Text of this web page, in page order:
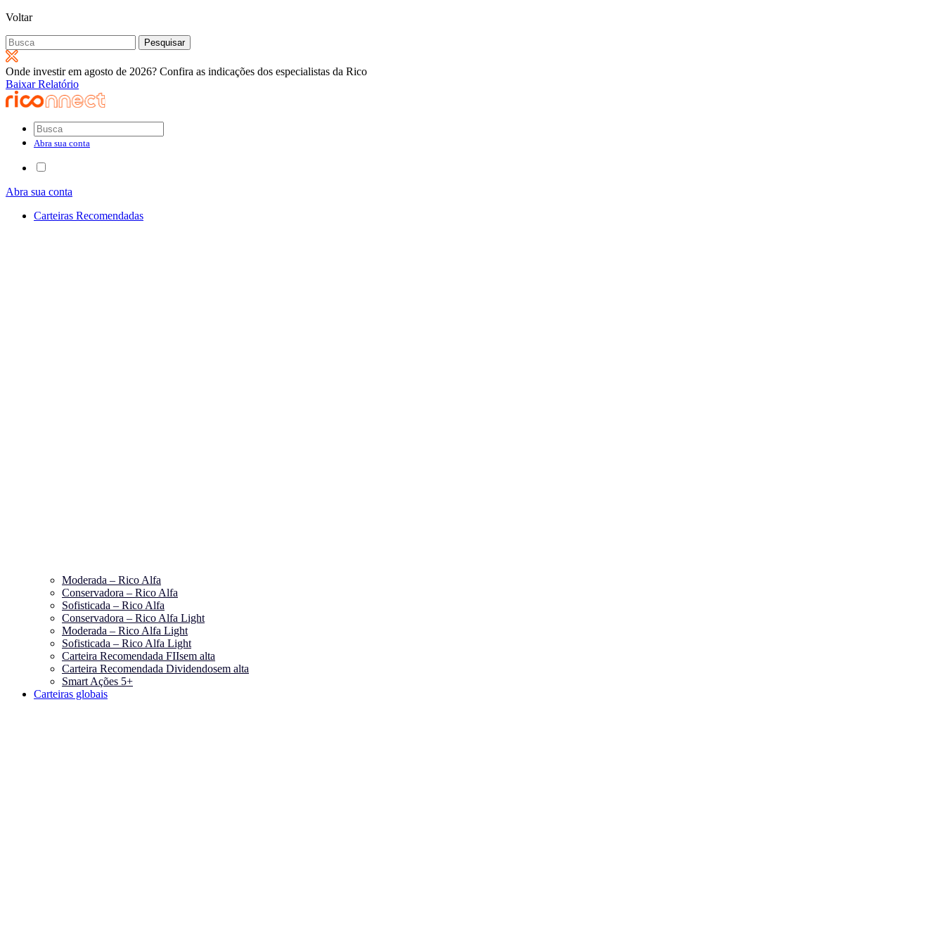
Voltar
Pesquisar
por:
Onde investir em agosto de 2026? Confira as indicações dos especialistas da Rico
Baixar Relatório
Abra sua conta
Abra sua conta
Carteiras Recomendadas
Moderada – Rico Alfa
Conservadora – Rico Alfa
Sofisticada – Rico Alfa
Conservadora – Rico Alfa Light
Moderada – Rico Alfa Light
Sofisticada – Rico Alfa Light
Carteira Recomendada FIIsem alta
Carteira Recomendada Dividendosem alta
Smart Ações 5+
Carteiras globais